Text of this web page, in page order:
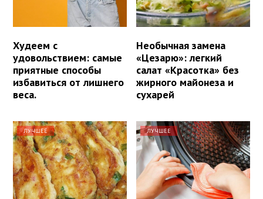
Худеем с
удовольствием: самые
приятные способы
избавиться от лишнего
веса.
Необычная замена
«Цезарю»: легкий
салат «Красотка» без
жирного майонеза и
сухарей
ЛУЧШЕЕ ЛУЧШЕЕ